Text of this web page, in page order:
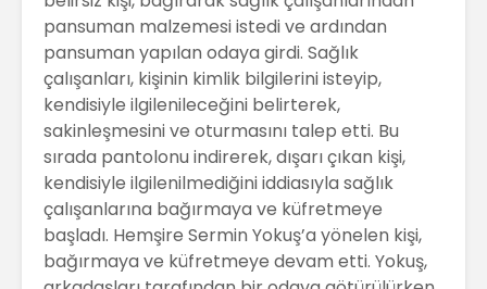
pansuman malzemesi istedi ve ardından
pansuman yapılan odaya girdi. Sağlık
çalışanları, kişinin kimlik bilgilerini isteyip,
kendisiyle ilgilenileceğini belirterek,
sakinleşmesini ve oturmasını talep etti. Bu
sırada pantolonu indirerek, dışarı çıkan kişi,
kendisiyle ilgilenilmediğini iddiasıyla sağlık
çalışanlarına bağırmaya ve küfretmeye
başladı. Hemşire Sermin Yokuş’a yönelen kişi,
bağırmaya ve küfretmeye devam etti. Yokuş,